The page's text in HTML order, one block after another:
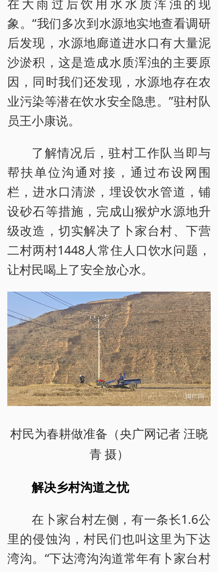
在大雨过后饮用水水质浑浊的现
象。“我们多次到水源地实地查看调研
后发现，水源地廊道进水口有大量泥
沙淤积，这是造成水质浑浊的主要原
因，同时我们还发现，水源地存在农
业污染等潜在饮水安全隐患。”驻村队
员王小康说。
了解情况后，驻村工作队当即与
帮扶单位沟通对接，通过布设网围
栏，进水口清淤，埋设饮水管道，铺
设砂石等措施，完成山猴炉水源地升
级改造，切实解决了卜家台村、下营
二村两村1448人常住人口饮水问题，
让村民喝上了安全放心水。
村民为春耕做准备（央广网记者 汪晓
青 摄）
解决乡村沟道之忧
在卜家台村左侧，有一条长1.6公
里的侵蚀沟，村民们也叫这里为下达
湾沟。“下达湾沟沟道常年有卜家台村